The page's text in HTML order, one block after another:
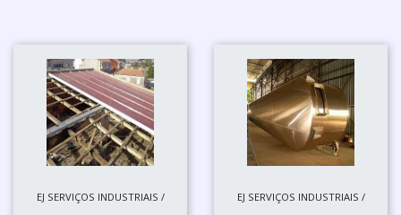
EJ SERVIÇOS INDUSTRIAIS /
EJ SERVIÇOS INDUSTRIAIS /